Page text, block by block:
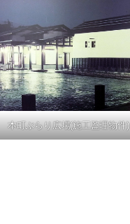
本町ぶらり広場(施工監理物件)